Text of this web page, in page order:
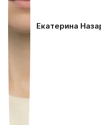
Екатерина